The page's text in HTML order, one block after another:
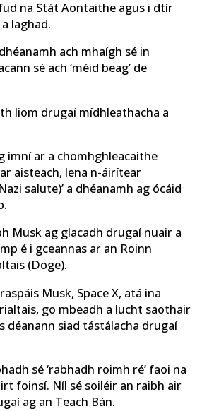
na Stát Aontaithe agus i dtír
laghad.
ach mhaígh sé in
sé ach ‘méid beag’ de
liom drugaí mídhleathacha a
imní ar a chomhghleacaithe
aisteach, lena n-áirítear
salute)’ a dhéanamh ag ócáid
Musk ag glacadh drugaí nuair a
é i gceannas ar an Roinn
(Doge).
Musk, Space X, atá ina
go mbeadh a lucht saothair
déanann siad tástálacha drugaí
sé ‘rabhadh roimh ré’ faoi na
foinsí. Níl sé soiléir an raibh air
ag an Teach Bán.